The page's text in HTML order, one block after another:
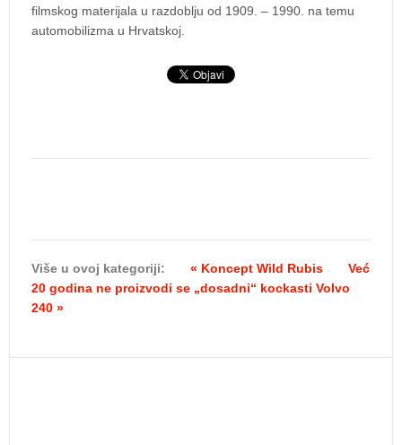
filmskog materijala u razdoblju od 1909. – 1990. na temu
automobilizma u Hrvatskoj.
Više u ovoj kategoriji: « Koncept Wild Rubis
Već
20 godina ne proizvodi se „dosadni“ kockasti Volvo
240 »